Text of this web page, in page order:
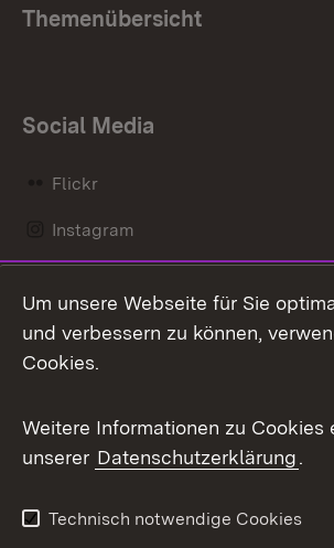
Themenübersicht
Social Media
Flickr
Instagram
Mastodon
Messenger
Social Wall
X / Twitter
Youtube
Um unsere Webseite für Sie
und verbessern zu können,
Cookies.
Weitere Informationen zu Cookies
unserer Datenschutzerklärung.
Technisch notwendige Cookies